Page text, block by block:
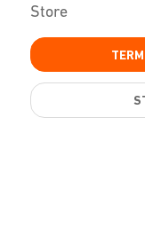
Store